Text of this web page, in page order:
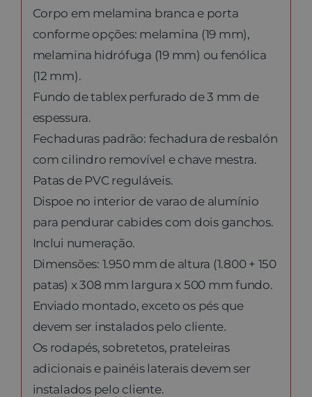
Corpo em melamina branca e porta
conforme opções: melamina (19 mm),
melamina hidrófuga (19 mm) ou fenólica
(12 mm).
Fundo de tablex perfurado de 3 mm de
espessura.
Fechaduras padrão: fechadura de resbalón
com cilindro removível e chave mestra.
Patas de PVC reguláveis.
Dispoe no interior de varao de alumínio
para pendurar cabides com dois ganchos.
Inclui numeração.
Dimensões: 1.950 mm de altura (1.800 + 150
patas) x 308 mm largura x 500 mm fundo.
Enviado montado, exceto os pés que
devem ser instalados pelo cliente.
Os rodapés, sobretetos, prateleiras
adicionais e painéis laterais devem ser
instalados pelo cliente.